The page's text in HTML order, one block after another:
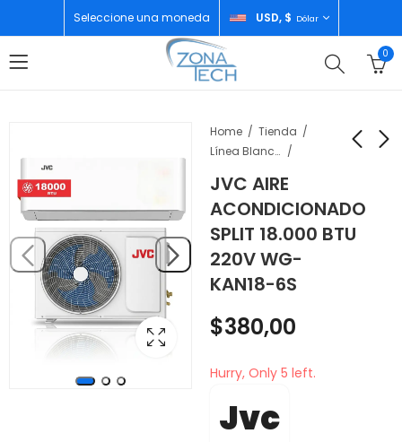
Seleccione una moneda USD, $ Dólar
0
Home
Tienda
Línea Blanca
JVC AIRE
ACONDICIONADO
SPLIT 18.000 BTU
220V WG-
KAN18-6S
AIRE DE 6 LITROS
CKSTAF68T-013
$100,00
ACONDICIONADO
SPLIT 24.000 BTU
220V WG-KAN24-6S
$520,00
$380,00
Hurry, Only 5 left.
Jvc